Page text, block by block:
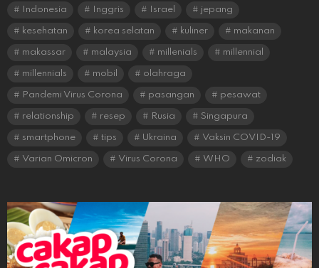
Indonesia Inggris Israel jepang
kesehatan korea selatan kuliner makanan
makassar malaysia millenials millennial
millennials mobil olahraga
Pandemi Virus Corona pasangan pesawat
relationship resep Rusia Singapura
smartphone tips Ukraina Vaksin COVID-19
Varian Omicron Virus Corona WHO zodiak